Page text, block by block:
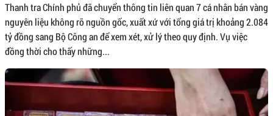
Thanh tra Chính phủ đã chuyển thông tin liên quan 7 cá nhân bán vàng
nguyên liệu không rõ nguồn gốc, xuất xứ với tổng giá trị khoảng 2.084
tỷ đồng sang Bộ Công an để xem xét, xử lý theo quy định. Vụ việc
đồng thời cho thấy những...